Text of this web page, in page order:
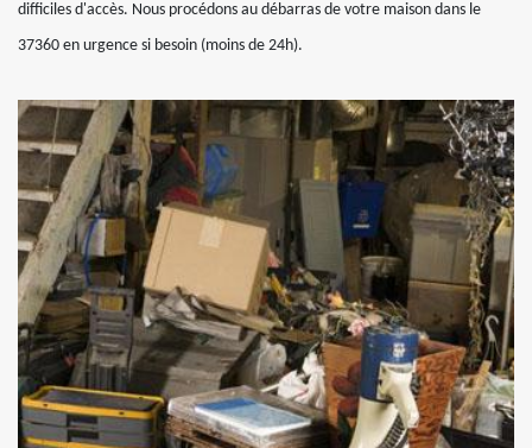
difficiles d'accès. Nous procédons au débarras de votre maison dans le
37360 en urgence si besoin (moins de 24h).